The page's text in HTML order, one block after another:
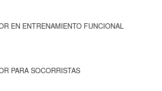
EN ENTRENAMIENTO FUNCIONAL
PARA SOCORRISTAS